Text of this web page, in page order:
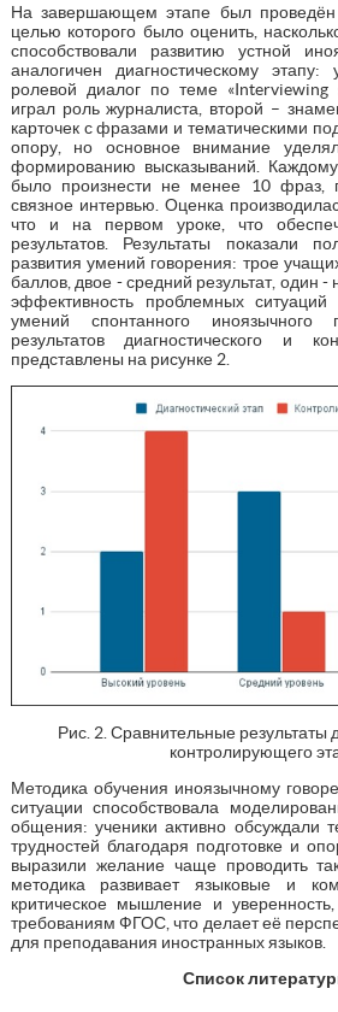
На завершающем этапе был проведён
целью которого было оценить,
способствовали развитию устной
аналогичен диагностическому этапу:
ролевой диалог по теме «Interviewing
играл роль журналиста, второй –
карточек с фразами и тематическими
опору, но основное внимание
формированию высказываний.
было произнести не менее 10 фраз,
связное интервью. Оценка
что и на первом уроке, что
результатов. Результаты показали
развития умений говорения: трое
баллов, двое - средний результат, один -
эффективность проблемных
умений спонтанного иноязычного
результатов диагностического и
представлены на рисунке 2.
Рис. 2. Сравнительные результаты
контролирующего
Методика обучения иноязычному
ситуации способствовала
общения: ученики активно обсуждали
трудностей благодаря подготовке и
выразили желание чаще проводить
методика развивает языковые и
критическое мышление и
требованиям ФГОС, что делает её
для преподавания иностранных языков.
Список